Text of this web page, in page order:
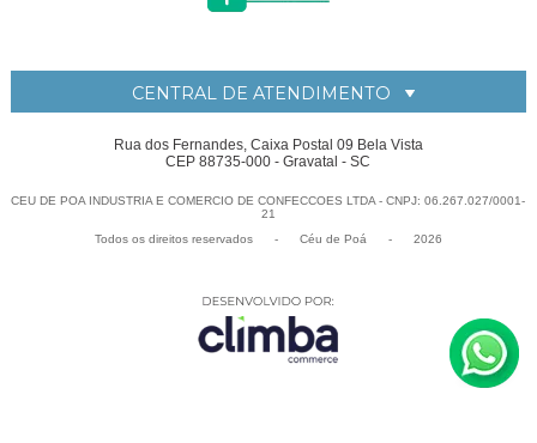
CENTRAL DE ATENDIMENTO
Rua dos Fernandes, Caixa Postal 09 Bela Vista
CEP 88735-000 - Gravatal - SC
CEU DE POA INDUSTRIA E COMERCIO DE CONFECCOES LTDA - CNPJ: 06.267.027/0001-
21
Todos os direitos reservados
- Céu de Po - 2026